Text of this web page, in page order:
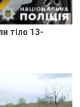
тіло 13-